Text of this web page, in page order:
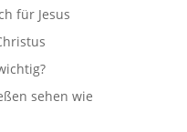
für Jesus
sehen wie